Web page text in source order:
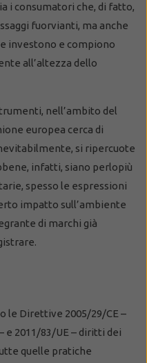
i consumatori che, di fatto,
fuorvianti, ma anche
investono e compiono
all’altezza dello
nell’ambito del
europea cerca di
si ripercuote
infatti, siano perlopiù
spesso le espressioni
impatto sull’ambiente
di marchi già
le Direttive 2005/29/CE –
2011/83/UE – diritti dei
quelle pratiche